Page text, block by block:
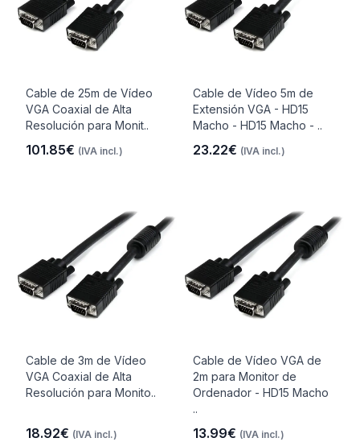
Cable de 25m de Vídeo
VGA Coaxial de Alta
Resolución para Monit..
101.85€ (IVA incl.)
Cable de Vídeo 5m de
Extensión VGA - HD15
Macho - HD15 Macho - ..
23.22€ (IVA incl.)
Cable de 3m de Vídeo
VGA Coaxial de Alta
Resolución para Monito..
18.92€ (IVA incl.)
Cable de Vídeo VGA de
2m para Monitor de
Ordenador - HD15 Macho
..
13.99€ (IVA incl.)